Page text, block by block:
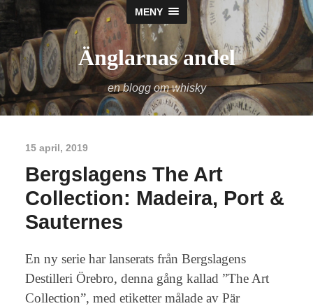
MENY
Änglarnas andel
en blogg om whisky
15 april, 2019
Bergslagens The Art
Collection: Madeira, Port &
Sauternes
En ny serie har lanserats från Bergslagens
Destilleri Örebro, denna gång kallad ”The Art
Collection”, med etiketter målade av Pär